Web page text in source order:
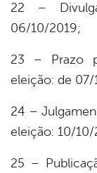
22 –
06/10/2019;
23 – Prazo
eleição: de
24 –
eleição: 10/10/
25 –